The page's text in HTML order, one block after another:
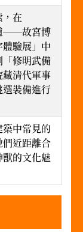
，在
──故宮博
驗展」中
「修明武備
清代軍事
裝備進行
中常見的
近距離合
的文化魅